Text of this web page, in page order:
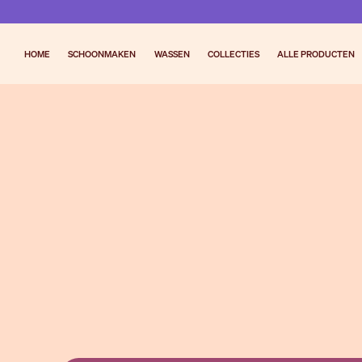
HOME SCHOONMAKEN WASSEN COLLECTIES ALLE PRODUCTEN